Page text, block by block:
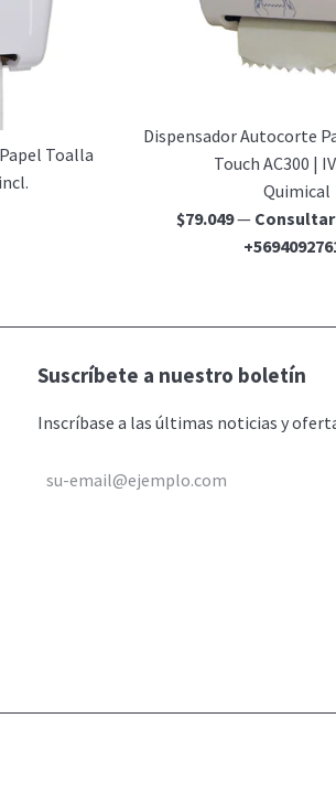
Toalla
Dispensador Autocorte
Touch AC300 |
Quimical
Precio
$79.049—
Suscríbete a nuestro boletín
Inscríbase a las últimas noticias y